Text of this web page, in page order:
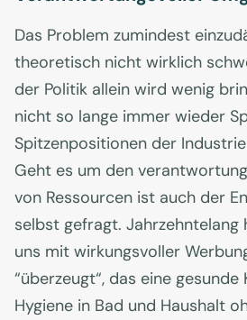
Das Problem zumindest
theoretisch nicht wirklich
der Politik allein wird wenig
nicht so lange immer wieder
Spitzenpositionen der
Geht es um den
von Ressourcen ist auch der
selbst gefragt.
uns mit wirkungsvoller
“überzeugt“, das eine
Hygiene in Bad und Haushalt